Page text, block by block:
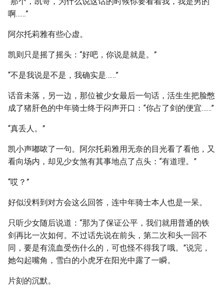
啊……”
阿尔托莉雅有些心虚。
凯则只是摇了摇头：“好吧，你说是就是。”
“不是我说是不是，我确实是……”
话音未落，另一边，那位被少女最后一句话，活生生把脸憋
成了猪肝色的中年骑士终于闷声开口：“你占了剑的便宜……”
“真丢人。”
凯小声嘟哝了一句。阿尔托莉雅用无奈的目光看了看他，又
看向场内，却见少女煞有其事地点了点头：“有道理。”
“哎？”
好似没料到对方会这么回答，连中年骑士本人也是一呆。
只听少女随后说道：“那为了保证公平，我们就用普通的铁
剑再比一次如何。不过话先说在前头，第二次和头一回不
同，要是有流血受伤什么的，可也怪不得我了哦。”说完，
她勾起嘴角，雪白的小虎牙在阳光中露了一瞬。
片刻的沉默。